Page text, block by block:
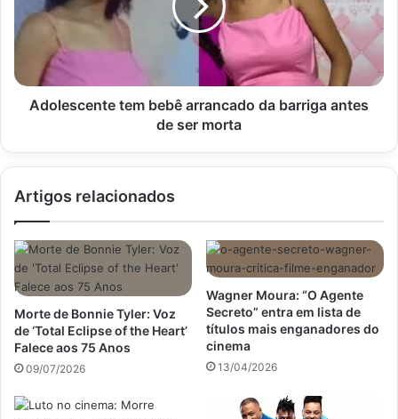
barriga
antes
ser
morta
Adolescente tem bebê arrancado da barriga antes
de ser morta
Artigos relacionados
Morte de Bonnie Tyler: Voz
de ‘Total Eclipse of the Heart’
Falece aos 75 Anos
09/07/2026
Wagner Moura: “O Agente
Secreto” entra em lista de
títulos mais enganadores do
cinema
13/04/2026